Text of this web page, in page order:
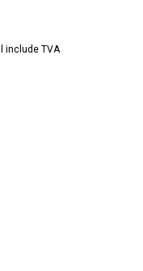
include TVA